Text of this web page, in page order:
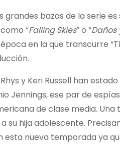
grandes bazas de la serie
“Falling Skies” o “Daños
en la que transcurre
y Keri Russell han
Jennings, ese par de
de clase media.
su hija adolescente.
esta nueva temporada ya